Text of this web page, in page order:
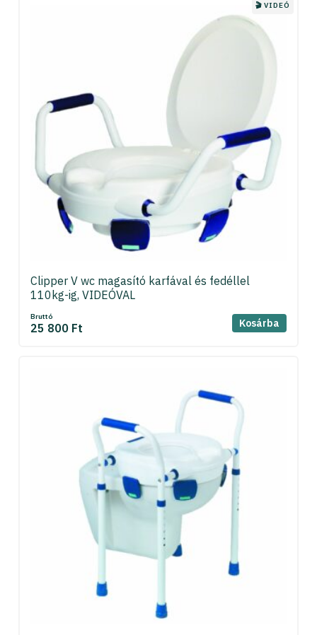
🎬 VIDEÓ
Clipper V wc magasító karfával és fedéllel
110kg-ig, VIDEÓVAL
Bruttó
25 800 Ft Kosárba